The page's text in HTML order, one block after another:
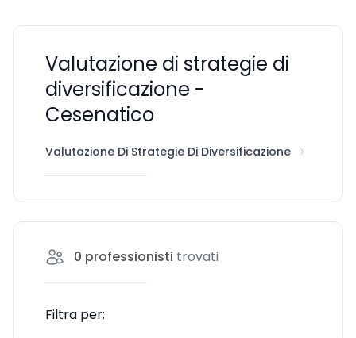
Valutazione di strategie di
diversificazione -
Cesenatico
Valutazione Di Strategie Di Diversificazione
0 professionisti trovati
Filtra per: